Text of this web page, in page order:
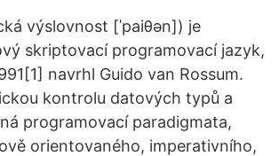
výslovnost [ˈpaiθən]) je
skriptovací programovací jazyk,
navrhl Guido van Rossum.
kontrolu datových typů a
programovací paradigmata,
orientovaného, imperativního,